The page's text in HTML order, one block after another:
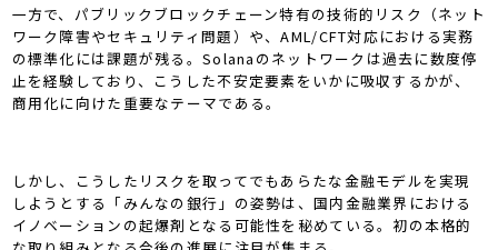
一方で、パブリックブロックチェーン特有の技術的リスク（ネット
ワーク障害やセキュリティ問題）や、AML/CFT対応における実務
の標準化には課題が残る。Solanaのネットワークは過去に数度停
止を経験しており、こうした不安定要素をいかに吸収するかが、
商用化に向けた重要なテーマである。
しかし、こうしたリスクを取ってでもあらたな金融モデルを実現
しようとする「みんなの銀行」の姿勢は、国内金融業界における
イノベーションの起爆剤となる可能性を秘めている。初の本格的